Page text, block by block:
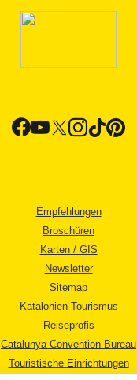
Empfehlungen
Broschüren
Karten / GIS
Newsletter
Sitemap
Katalonien Tourismus
Reiseprofis
Catalunya Convention Bureau
Touristische Einrichtungen